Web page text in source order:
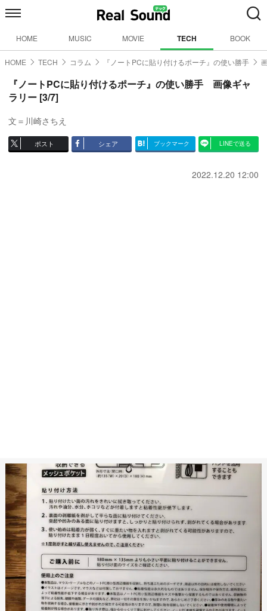
HOME MUSIC MOVIE TECH BOOK
HOME TECH コラム 『ノートPCに貼り付けるポーチ』の使い勝手
『ノートPCに貼り付けるポーチ』の使い勝手 画像ギャ
ラリー [3/7]
文＝川崎さちえ
ポスト シェア ブックマーク LINEで送る
2022.12.20 12:00